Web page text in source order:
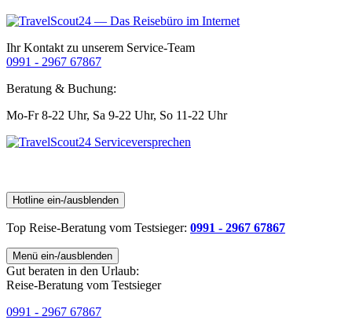
Ihr Kontakt zu unserem Service-Team
0991 - 2967 67867
Beratung & Buchung:
Mo-Fr 8-22 Uhr, Sa 9-22 Uhr, So 11-22 Uhr
Hotline ein-/ausblenden
Top Reise-Beratung vom Testsieger: 0991 - 2967 67867
Menü ein-/ausblenden
Gut beraten in den Urlaub:
Reise-Beratung vom Testsieger
0991 - 2967 67867